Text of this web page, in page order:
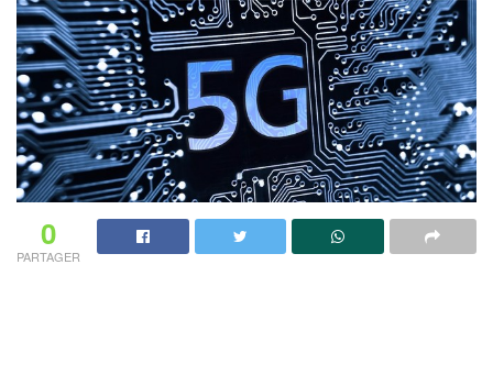
0
PARTAGER